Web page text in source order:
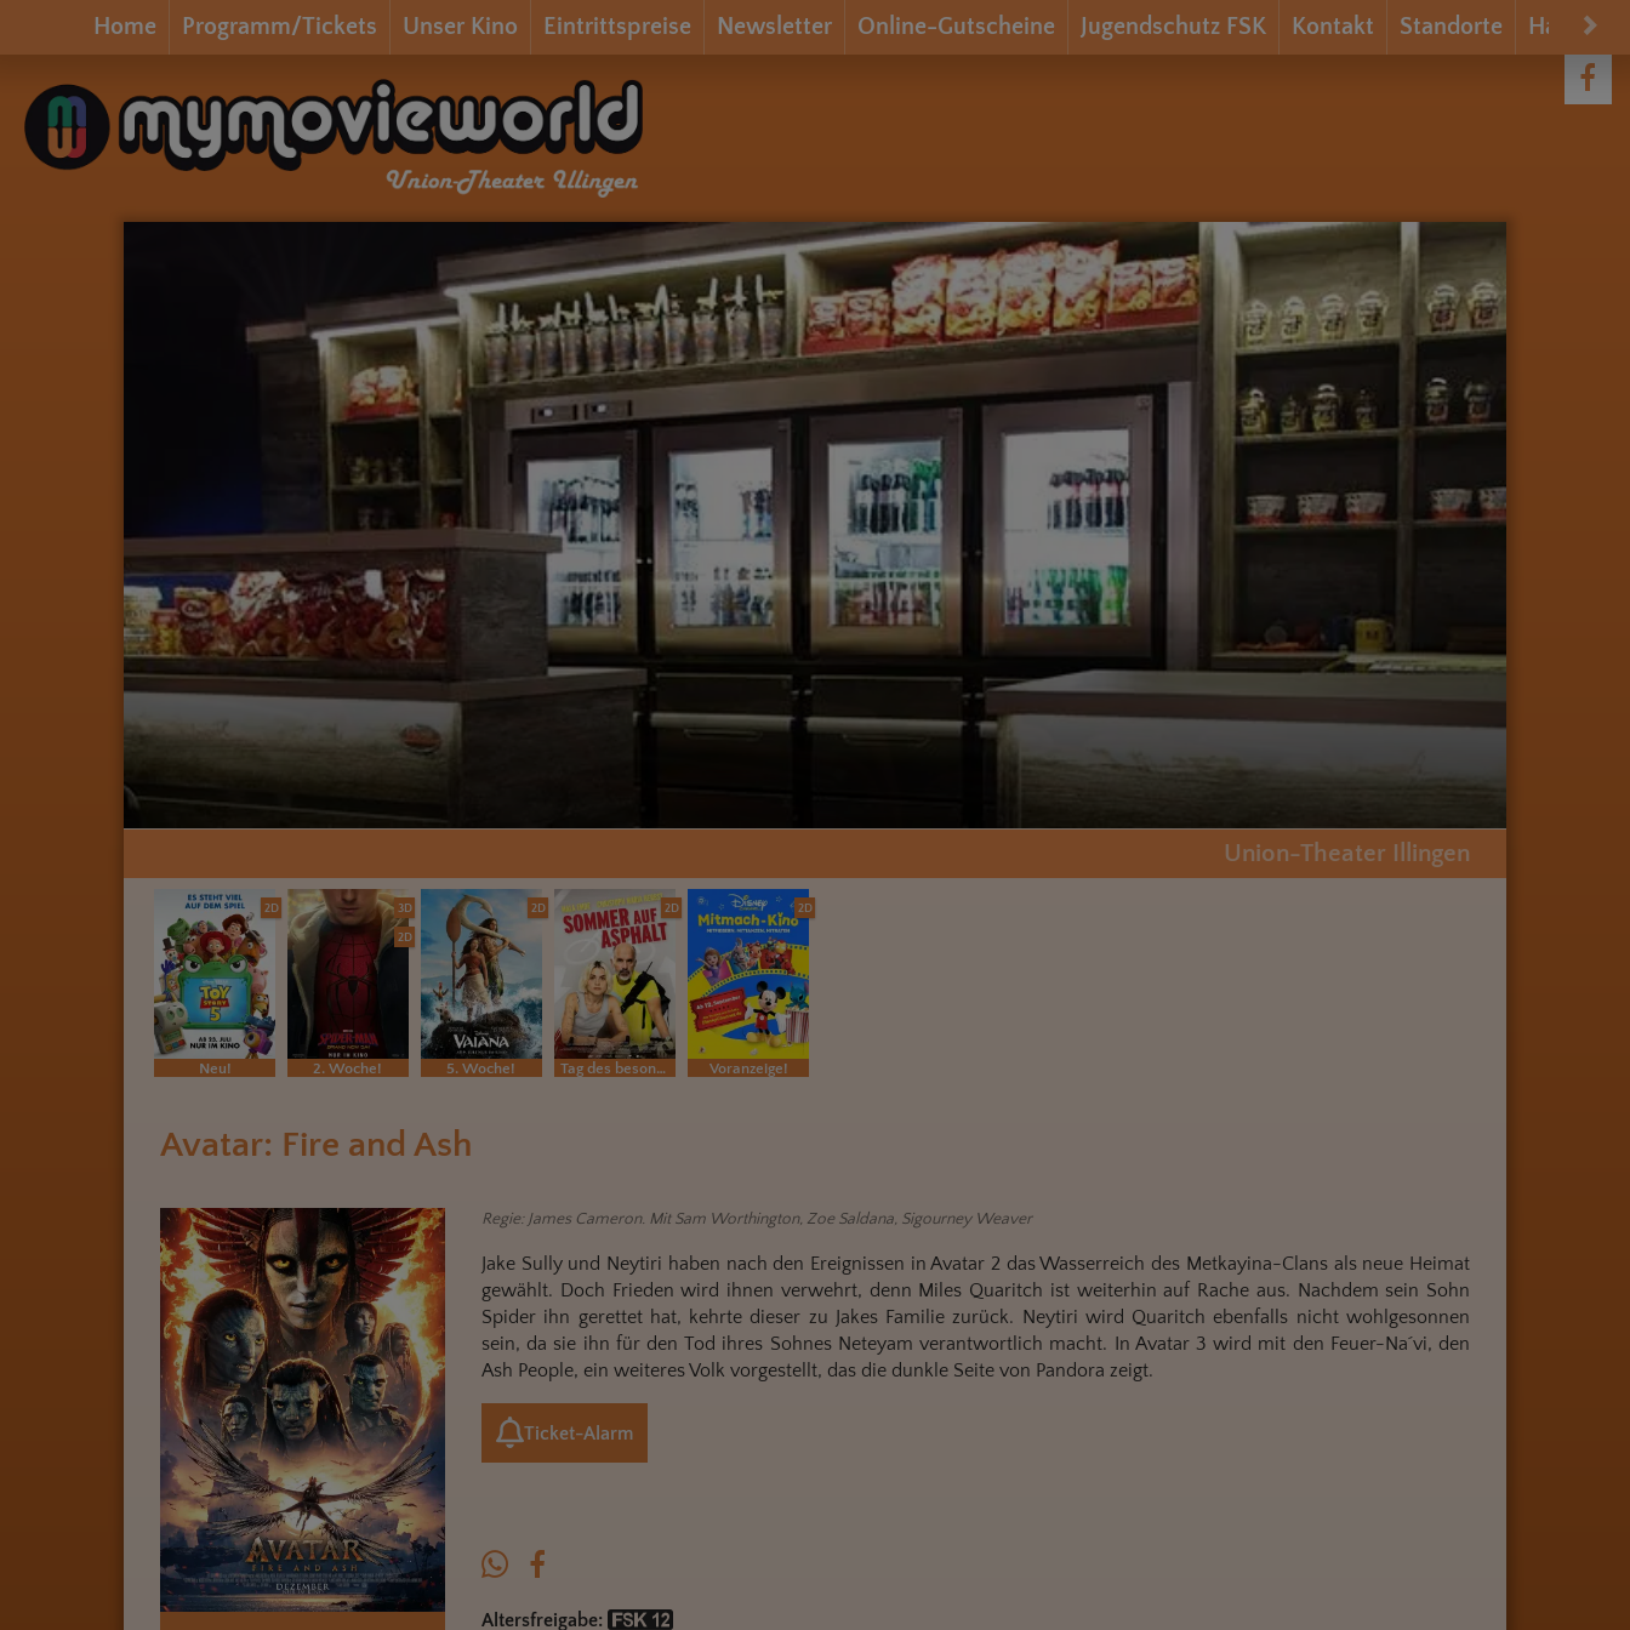
Home Programm/Tickets Unser Kino Eintrittspreise Newsletter Online-Gutscheine Jugendschutz FSK Kontakt Standorte
Union-Theater Illingen
2D
Neu!
3D
2D
2. Woche!
2D
5. Woche!
2D
Tag des besonderen Films
2D
Voranzeige!
Avatar: Fire and Ash
Regie: James Cameron. Mit Sam Worthington, Zoe Saldana, Sigourney Weaver
Jake Sully und Neytiri haben nach den Ereignissen in Avatar 2 das Wasserreich des Metkayina-Clans als neue Heimat
gewählt. Doch Frieden wird ihnen verwehrt, denn Miles Quaritch ist weiterhin auf Rache aus. Nachdem sein Sohn
Spider ihn gerettet hat, kehrte dieser zu Jakes Familie zurück. Neytiri wird Quaritch ebenfalls nicht wohlgesonnen
sein, da sie ihn für den Tod ihres Sohnes Neteyam verantwortlich macht. In Avatar 3 wird mit den Feuer-Na´vi, den
Ash People, ein weiteres Volk vorgestellt, das die dunkle Seite von Pandora zeigt.
Ticket-Alarm
Altersfreigabe: